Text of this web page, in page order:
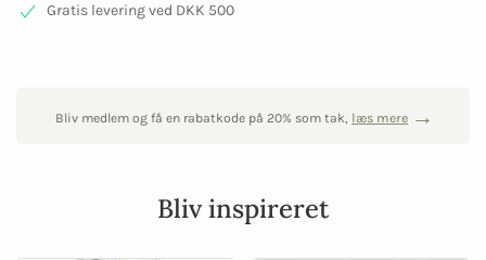
Gratis levering ved DKK 500
Bliv medlem og få en rabatkode på 20% som tak, læs mere
Bliv inspireret